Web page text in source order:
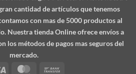
cantidad de artículos que tenemos
con mas de 5000 productos al
Nuestra tienda Online ofrece envíos a
los métodos de pagos mas seguros del
mercado.
Visa
MasterCard